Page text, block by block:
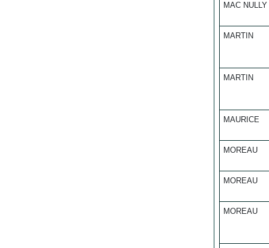
MAC NULLY
MARTIN
MARTIN
MAURICE
MOREAU
MOREAU
MOREAU